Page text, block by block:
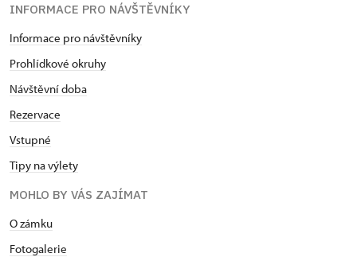
INFORMACE PRO NÁVŠTĚVNÍKY
Informace pro návštěvníky
Prohlídkové okruhy
Návštěvní doba
Rezervace
Vstupné
Tipy na výlety
MOHLO BY VÁS ZAJÍMAT
O zámku
Fotogalerie